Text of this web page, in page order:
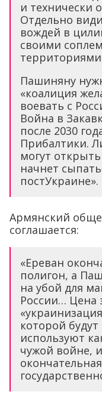
и технически
Отдельно
вождей в
своими
Пашиняну
«коалиция
воевать с
Война в
после 2030
Прибалтики.
могут
начнет
постУкраине».
Армянский
соглашается:
«Ереван
полигон, а
на убой для
России… Цена
которой
используют
чужой войне,